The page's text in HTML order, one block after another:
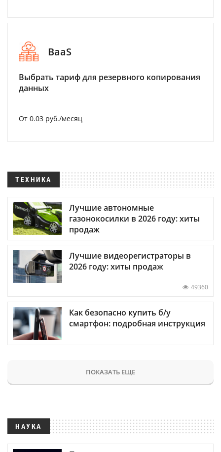
BaaS
Выбрать тариф для резервного копирования
данных
От 0.03 руб./месяц
ТЕХНИКА
Лучшие автономные
газонокосилки в 2026 году: хиты
продаж
Лучшие видеорегистраторы в
2026 году: хиты продаж
49360
Как безопасно купить б/у
смартфон: подробная инструкция
ПОКАЗАТЬ ЕЩЕ
НАУКА